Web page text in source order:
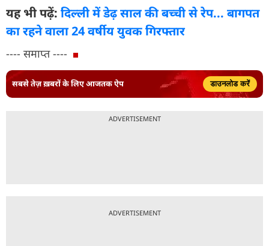
यह भी पढ़ें: दिल्ली में डेढ़ साल की बच्ची से रेप... बागपत
का रहने वाला 24 वर्षीय युवक गिरफ्तार
---- समाप्त ----
सबसे तेज़ ख़बरों के लिए आजतक ऐप डाउनलोड करें
ADVERTISEMENT
ADVERTISEMENT